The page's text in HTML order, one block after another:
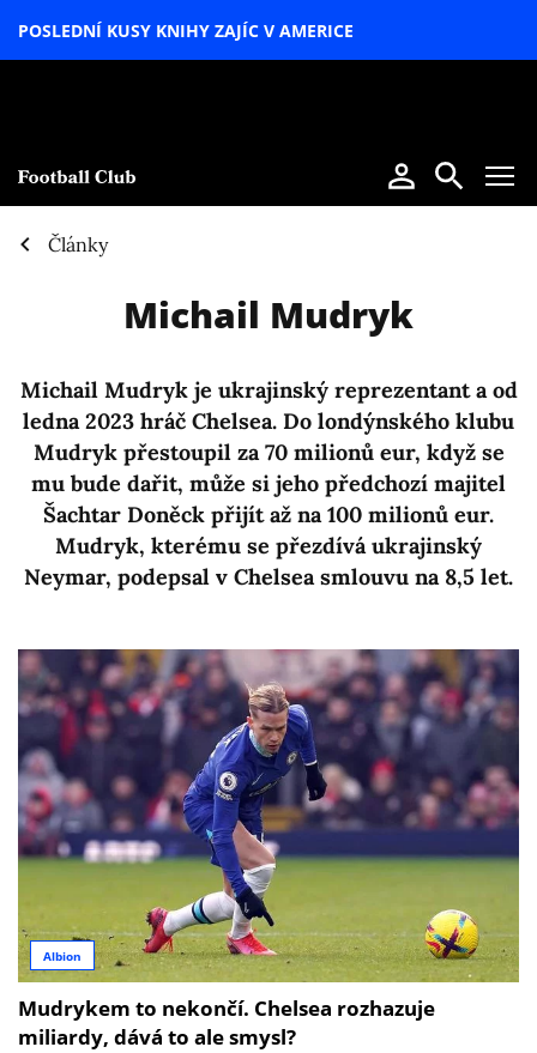
POSLEDNÍ KUSY KNIHY ZAJÍC V AMERICE
Články
Michail Mudryk
Michail Mudryk je ukrajinský reprezentant a od
ledna 2023 hráč Chelsea. Do londýnského klubu
Mudryk přestoupil za 70 milionů eur, když se
mu bude dařit, může si jeho předchozí majitel
Šachtar Doněck přijít až na 100 milionů eur.
Mudryk, kterému se přezdívá ukrajinský
Neymar, podepsal v Chelsea smlouvu na 8,5 let.
Albion
Mudrykem to nekončí. Chelsea rozhazuje
miliardy, dává to ale smysl?